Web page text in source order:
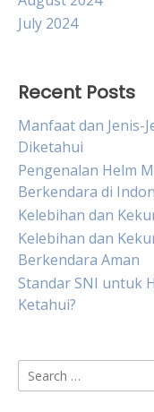
July 2024
Recent Posts
Manfaat dan Jenis-
Diketahui
Pengenalan Helm
Berkendara di
Kelebihan dan
Kelebihan dan
Berkendara Aman
Standar SNI untuk
Ketahui?
Search
for: